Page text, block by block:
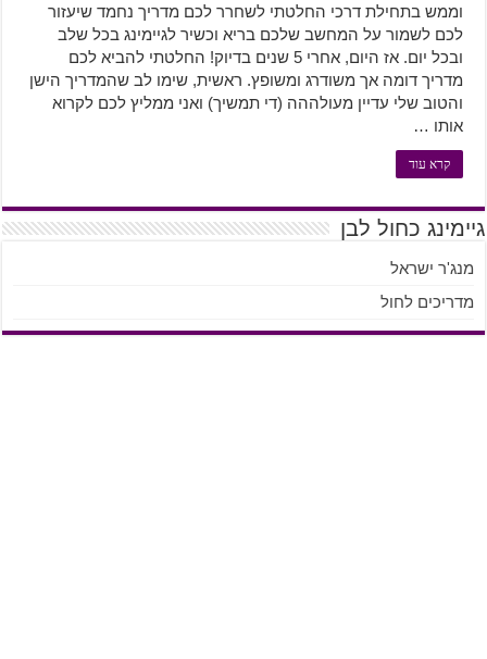
וממש בתחילת דרכי החלטתי לשחרר לכם מדריך נחמד שיעזור
לכם לשמור על המחשב שלכם בריא וכשיר לגיימינג בכל שלב
ובכל יום. אז היום, אחרי 5 שנים בדיוק! החלטתי להביא לכם
מדריך דומה אך משודרג ומשופץ. ראשית, שימו לב שהמדריך הישן
והטוב שלי עדיין מעולההה (די תמשיך) ואני ממליץ לכם לקרוא
אותו …
קרא עוד
גיימינג כחול לבן
מנג'ר ישראל
מדריכים לחול